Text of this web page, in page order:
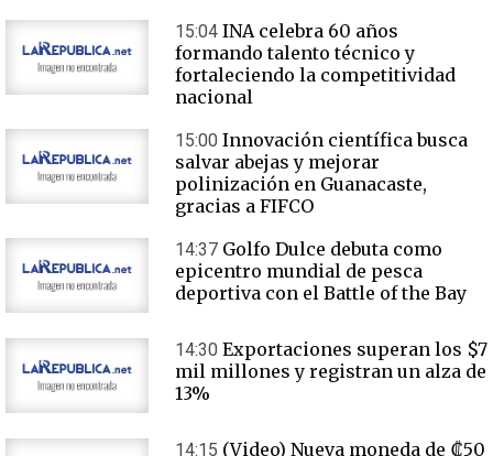
15:04 INA celebra 60 años
formando talento técnico y
fortaleciendo la competitividad
nacional
15:00 Innovación científica busca
salvar abejas y mejorar
polinización en Guanacaste,
gracias a FIFCO
14:37 Golfo Dulce debuta como
epicentro mundial de pesca
deportiva con el Battle of the Bay
14:30 Exportaciones superan los $7
mil millones y registran un alza de
13%
14:15 (Video) Nueva moneda de ₡50